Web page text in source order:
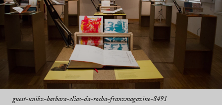
guest-unibz-barbara-elias-da-rocha-franzmagazine-8491